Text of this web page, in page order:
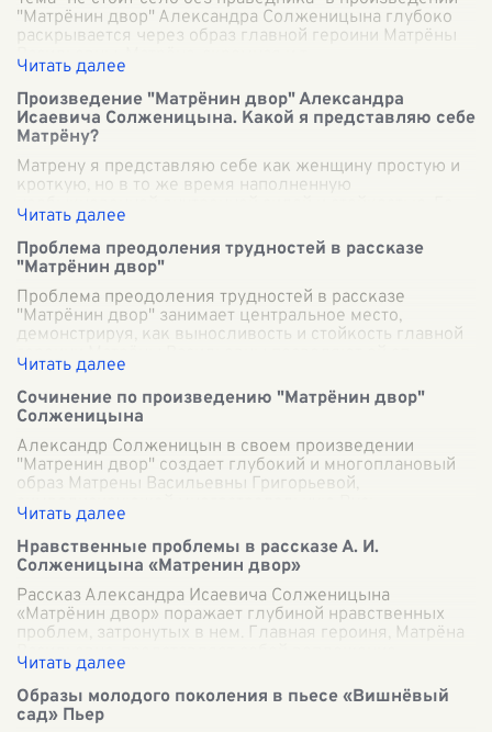
"Матрёнин двор" Александра Солженицына глубоко
раскрывается через образ главной героини Матрёны
Васильевны. Матрёна, скромная и т
Произведение "Матрёнин двор" Александра
Исаевича Солженицына. Какой я представляю себе
Матрёну?
Матрену я представляю себе как женщину простую и
кроткую, но в то же время наполненную
необыкновенной внутренней силой и стойкостью. Ее
скромное лицо, изрезанное морщинами, прячет
Проблема преодоления трудностей в рассказе
"Матрёнин двор"
Проблема преодоления трудностей в рассказе
"Матрёнин двор" занимает центральное место,
демонстрируя, как выносливость и стойкость главной
героини Матрёны Васильевны позволяют ей сп
Сочинение по произведению "Матрёнин двор"
Солженицына
Александр Солженицын в своем произведении
"Матренин двор" создает глубокий и многоплановый
образ Матрены Васильевны Григорьевой,
символизирующей многострадальную Русь,
сохранившую
Нравственные проблемы в рассказе А. И.
Солженицына «Матренин двор»
Рассказ Александра Исаевича Солженицына
«Матрёнин двор» поражает глубиной нравственных
проблем, затронутых в нем. Главная героиня, Матрёна
Васильевна, представляет собой воплощение
Образы молодого поколения в пьесе «Вишнёвый
сад» Пьер